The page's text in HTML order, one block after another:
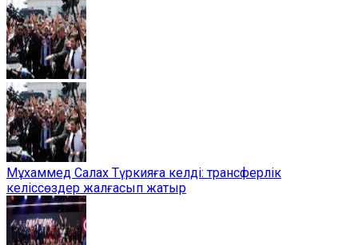
Мұхаммед Салах Түркияға келді: трансферлік
келіссөздер жалғасып жатыр